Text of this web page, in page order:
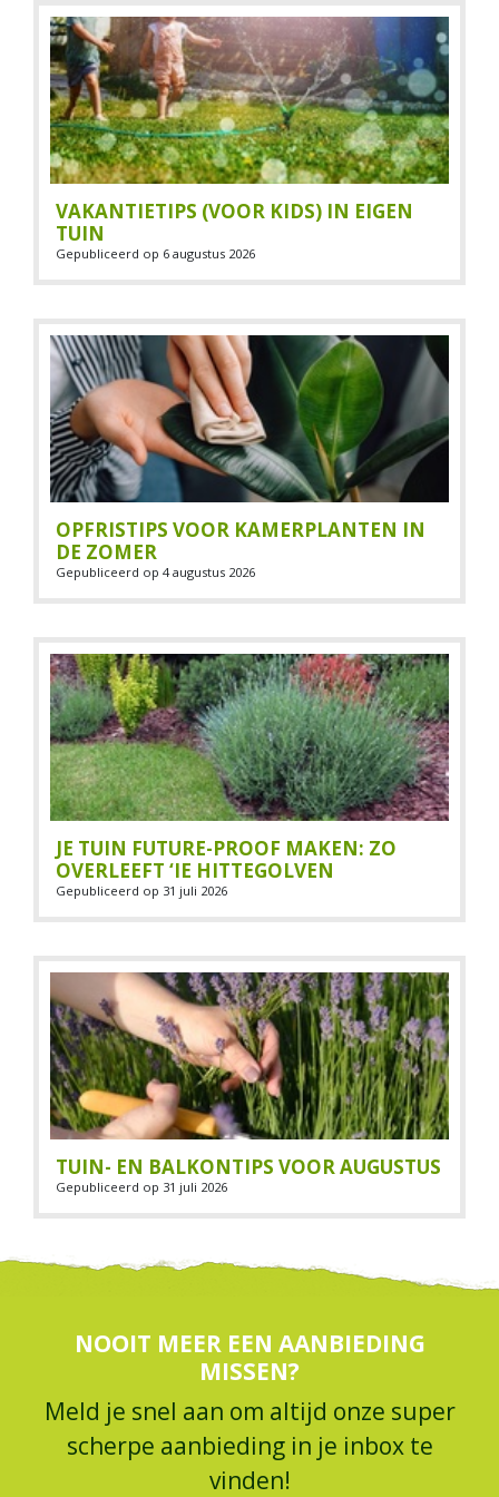
VAKANTIETIPS (VOOR KIDS) IN EIGEN
TUIN
Gepubliceerd op 6 augustus 2026
OPFRISTIPS VOOR KAMERPLANTEN IN
DE ZOMER
Gepubliceerd op 4 augustus 2026
JE TUIN FUTURE-PROOF MAKEN: ZO
OVERLEEFT ‘IE HITTEGOLVEN
Gepubliceerd op 31 juli 2026
TUIN- EN BALKONTIPS VOOR AUGUSTUS
Gepubliceerd op 31 juli 2026
NOOIT MEER EEN AANBIEDING
MISSEN?
Meld je snel aan om altijd onze super
scherpe aanbieding in je inbox te
vinden!